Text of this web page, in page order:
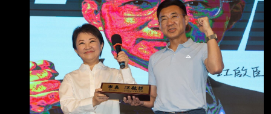
新時間 7-10 06:32 巴威颱風逼近，台中市府9日
晚間宣布自週五（10日）18時以後放颱風假，另
也預告週六（1 1日）全天停止上班上課放颱風
假，但週五只放6小時颱風假的政策曝光後，台
中市府被罵翻 天。台中市長盧秀燕的臉書更被灌
爆，台中市府晚間9點急秀中央氣象署的定量降
水預報圖說 明，仍止不住罵聲連連。台中市府深